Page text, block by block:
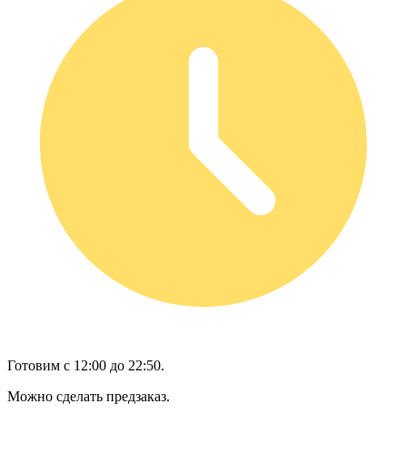
Готовим с 12:00 до 22:50.
Можно сделать предзаказ.